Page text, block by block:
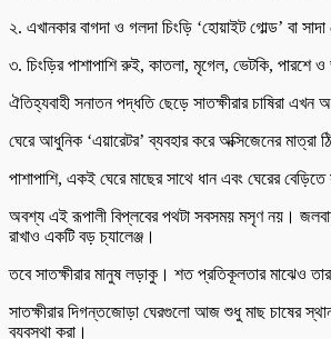
২. এখানকার বাগদা ও গলদা চিংড়ি ‘হোয়াইট গোল্ড’ বা
৩. চিংড়ির পাশাপাশি রুই, কাতলা, মৃগেল, ভেটকি, পারশে
ঐতিহ্যবাহী সনাতন পদ্ধতি ছেড়ে সাতক্ষীরার চাষিরা
ঘেরে আধুনিক ‘এয়ারেটর’ ব্যবহার করে অক্সিজেনের মাত্রা
পাশাপাশি, একই ঘেরে মাছের সাথে ধান এবং ঘেরের
অবশ্য এই রূপালী বিপ্লবের পথটা সবসময় মসৃণ নয়। জলবায়ু
রাখাও একটি বড় চ্যালেঞ্জ।
তবে সাতক্ষীরার মানুষ লড়াকু। শত প্রতিকূলতার মাঝেও
সাতক্ষীরার দিগন্তজোড়া ঘেরগুলো আজ শুধু মাছ চাষের
ব্যবস্থা করা।